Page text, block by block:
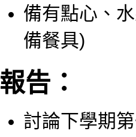
備有點心、
備餐具)
報告：
討論下學期